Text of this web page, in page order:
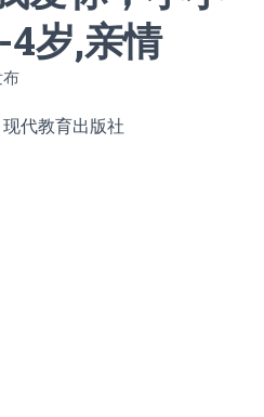
岁,亲情
布
代教育出版社